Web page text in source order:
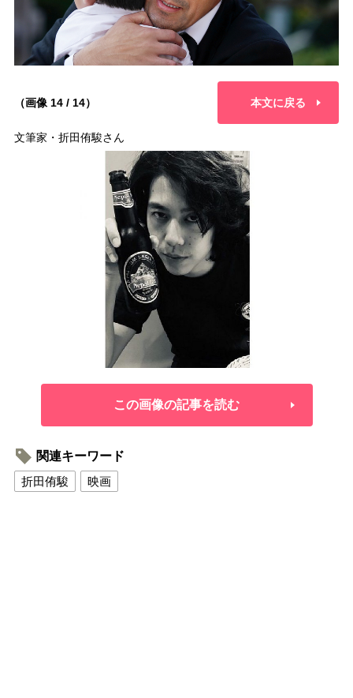
（画像 14 / 14） 本文に戻る
文筆家・折田侑駿さん
この画像の記事を読む
関連キーワード
折田侑駿
映画